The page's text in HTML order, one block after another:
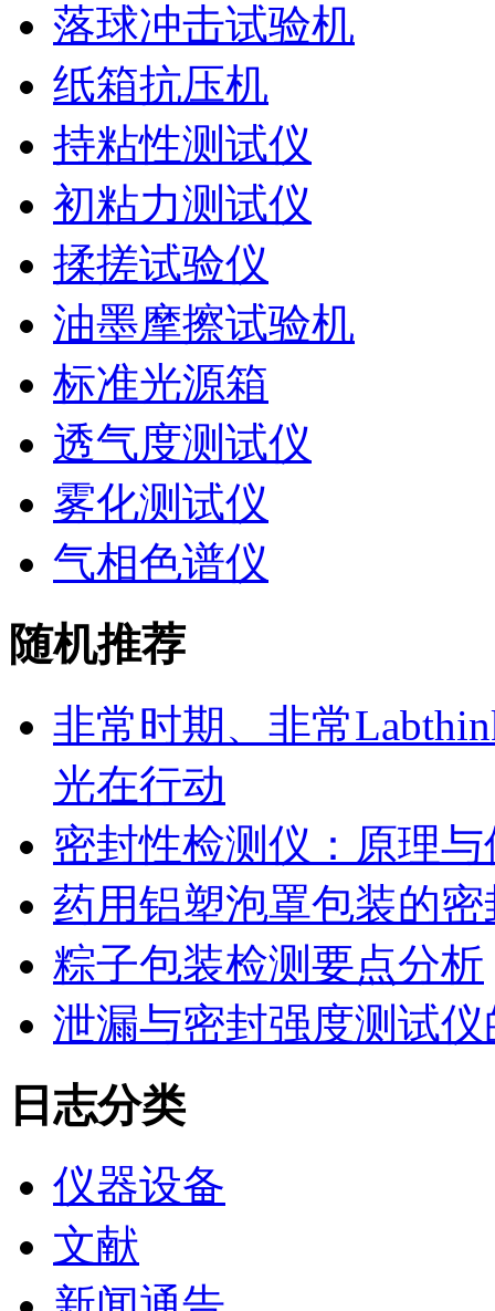
落球冲击试验机
纸箱抗压机
持粘性测试仪
初粘力测试仪
揉搓试验仪
油墨摩擦试验机
标准光源箱
透气度测试仪
雾化测试仪
气相色谱仪
随机推荐
非常时期、非常
光在行动
密封性检测仪：原理
药用铝塑泡罩包装的
粽子包装检测要点分析
泄漏与密封强度测试
日志分类
仪器设备
文献